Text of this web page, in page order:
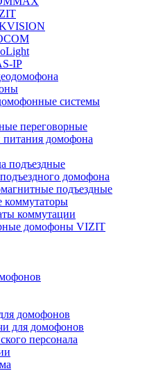
IP
системы
переговорные
питания домофона
подъездные
домофона
подъездные
коммутаторы
коммутации
домофоны VIZIT
домофонов
для домофонов
персонала